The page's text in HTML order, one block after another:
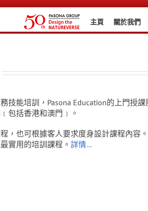
主頁 關於我們
技能培訓，Pasona Education的上門授
包括香港和澳門﹞。
，也可根據客人要求度身設計課程內容
實用的培訓課程。 詳情…